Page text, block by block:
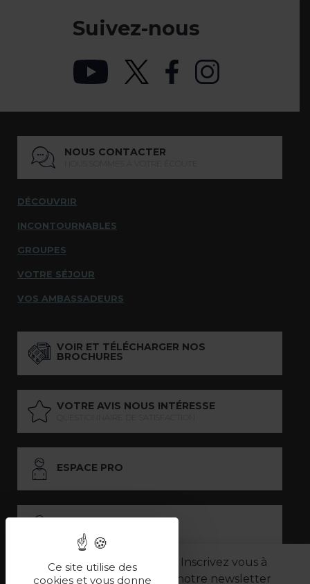
Inscrivez vous à
notre newsletter
Suivez-nous
NOUS CONTACTER
DÉCOUVRIR
INCONTOURNABLES
GROUPES
VOTRE SÉJOUR
VOS AMBASSADEURS
VOIR ET TÉLÉCHARGER NOS
BROCHURES
VOTRE AVIS NOUS INTÉRESSE
ESPACE PRO
LES PARTENAIRES
Ce site utilise des
cookies et vous donne